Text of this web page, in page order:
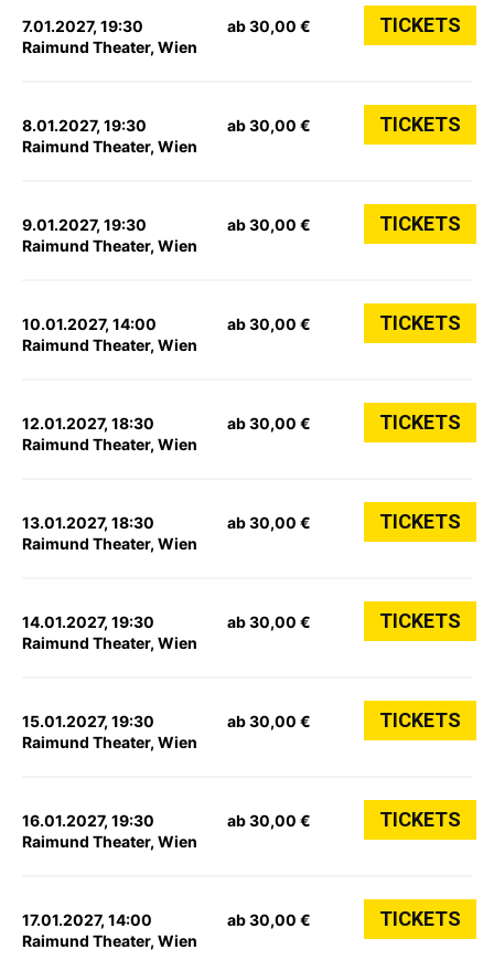
7.01.2027, 19:30
Raimund Theater, Wien
ab 30,00 € TICKETS
8.01.2027, 19:30
Raimund Theater, Wien
ab 30,00 € TICKETS
9.01.2027, 19:30
Raimund Theater, Wien
ab 30,00 € TICKETS
10.01.2027, 14:00
Raimund Theater, Wien
ab 30,00 € TICKETS
12.01.2027, 18:30
Raimund Theater, Wien
ab 30,00 € TICKETS
13.01.2027, 18:30
Raimund Theater, Wien
ab 30,00 € TICKETS
14.01.2027, 19:30
Raimund Theater, Wien
ab 30,00 € TICKETS
15.01.2027, 19:30
Raimund Theater, Wien
ab 30,00 € TICKETS
16.01.2027, 19:30
Raimund Theater, Wien
ab 30,00 € TICKETS
17.01.2027, 14:00
Raimund Theater, Wien
ab 30,00 € TICKETS